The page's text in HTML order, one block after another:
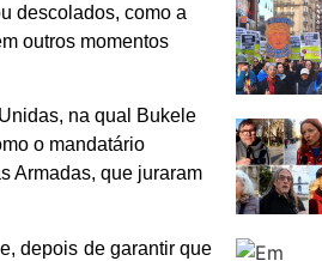
descolados, como a
outros momentos
na qual Bukele
o mandatário
Armadas, que juraram
depois de garantir que